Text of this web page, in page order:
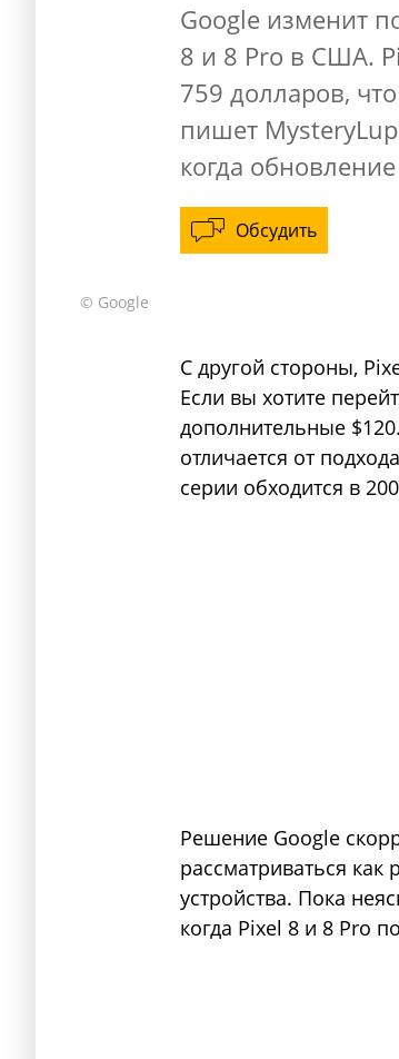
Google изменит
8 и 8 Pro в США.
759 долларов,
пишет
когда
Обсудить
© Google
С другой стороны,
Если вы хотите
дополнительные
отличается от
серии обходится в
Решение Google
рассматриваться
устройства. Пока
когда Pixel 8 и 8 Pro